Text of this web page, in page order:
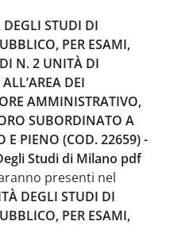
STUDI DI
PER ESAMI,
N. 2 UNITÀ DI
DEI
AMMINISTRATIVO,
SUBORDINATO A
E PIENO (COD. 22659) -
Studi di Milano pdf
presenti nel
DEGLI STUDI DI
PER ESAMI,